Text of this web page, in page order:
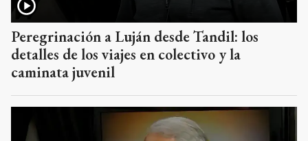
Peregrinación a Luján desde Tandil: los
detalles de los viajes en colectivo y la
caminata juvenil